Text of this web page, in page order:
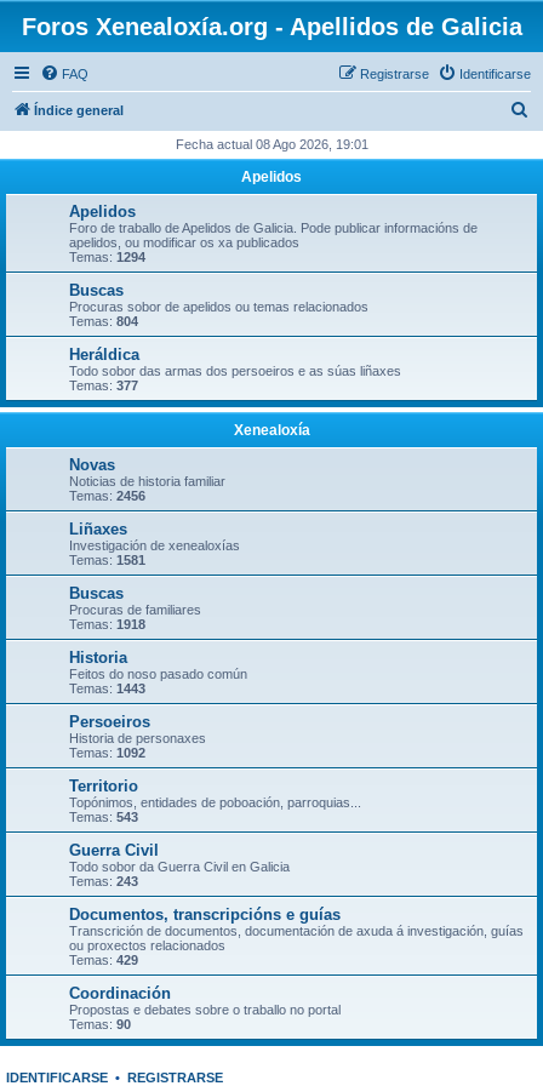
Foros Xenealoxía.org - Apellidos de Galicia
FAQ Identificarse
Registrarse
Índice general
c
Fecha actual 08 Ago 2026, 19:01
Apelidos
Apelidos
Foro de traballo de Apelidos de Galicia. Pode publicar informacións de
apelidos, ou modificar os xa publicados
Temas: 1294
Buscas
Procuras sobor de apelidos ou temas relacionados
Temas: 804
Heráldica
Todo sobor das armas dos persoeiros e as súas liñaxes
Temas: 377
Xenealoxía
Novas
Noticias de historia familiar
Temas: 2456
Liñaxes
Investigación de xenealoxías
Temas: 1581
Buscas
Procuras de familiares
Temas: 1918
Historia
Feitos do noso pasado común
Temas: 1443
Persoeiros
Historia de personaxes
Temas: 1092
Territorio
Topónimos, entidades de poboación, parroquias...
Temas: 543
Guerra Civil
Todo sobor da Guerra Civil en Galicia
Temas: 243
Documentos, transcripcións e guías
Transcrición de documentos, documentación de axuda á investigación, guías
ou proxectos relacionados
Temas: 429
Coordinación
Propostas e debates sobre o traballo no portal
Temas: 90
IDENTIFICARSE • REGISTRARSE